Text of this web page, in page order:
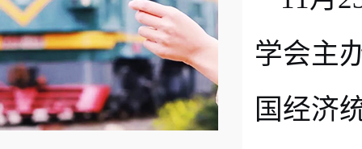
学会主
国经济